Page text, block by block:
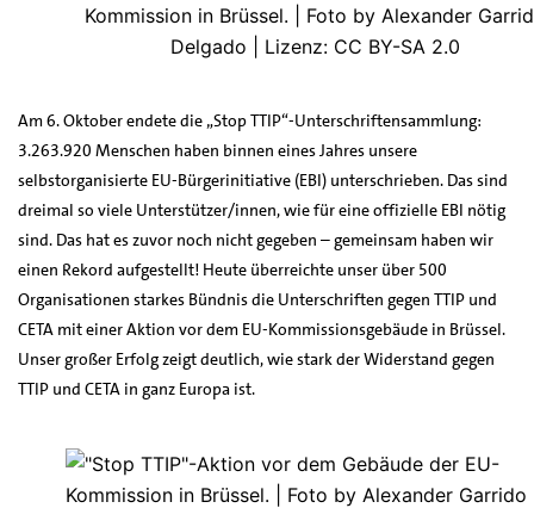
Kommission in Brüssel. | Foto by Alexander
Delgado | Lizenz: CC BY-SA 2.0
Am 6. Oktober endete die „Stop TTIP“-Unterschriftensammlung:
3.263.920 Menschen haben binnen eines Jahres unsere
selbstorganisierte EU-Bürgerinitiative (EBI) unterschrieben. Das sind
dreimal so viele Unterstützer/innen, wie für eine offizielle EBI nötig
sind. Das hat es zuvor noch nicht gegeben – gemeinsam haben wir
einen Rekord aufgestellt! Heute überreichte unser über 500
Organisationen starkes Bündnis die Unterschriften gegen TTIP und
CETA mit einer Aktion vor dem EU-Kommissionsgebäude in Brüssel.
Unser großer Erfolg zeigt deutlich, wie stark der Widerstand gegen
TTIP und CETA in ganz Europa ist.